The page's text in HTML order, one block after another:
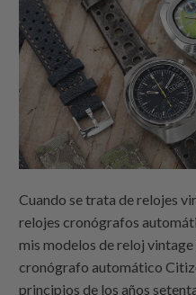
Cuando se trata de relojes
relojes cronógrafos
mis modelos de reloj
cronógrafo automático
principios de los años